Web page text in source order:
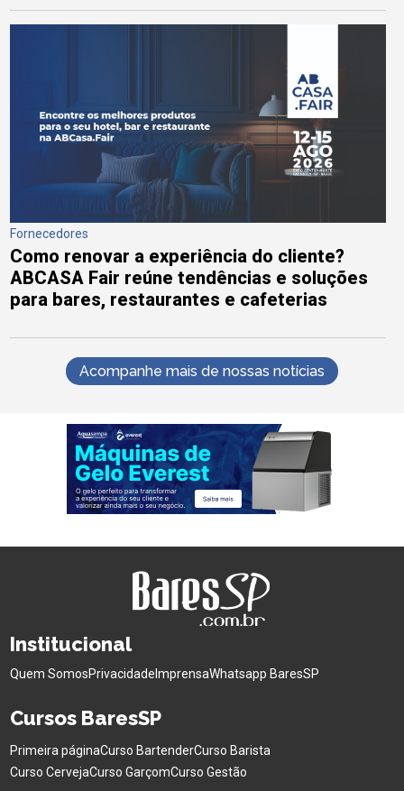
Fornecedores
Como renovar a experiência do cliente?
ABCASA Fair reúne tendências e soluções
para bares, restaurantes e cafeterias
Acompanhe mais de nossas notícias
Institucional
Quem SomosPrivacidade ImprensaWhatsapp BaresSP
Cursos BaresSP
Primeira páginaCurso BartenderCurso Barista
Curso CervejaCurso GarçomCurso Gestão